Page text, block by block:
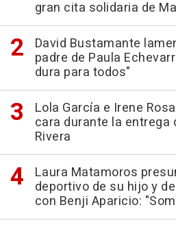
gran cita solidaria de
David Bustamante
padre de Paula
dura para todos"
Lola García e Irene
cara durante la entrega
Rivera
Laura Matamoros
deportivo de su hijo y
con Benji Aparicio: